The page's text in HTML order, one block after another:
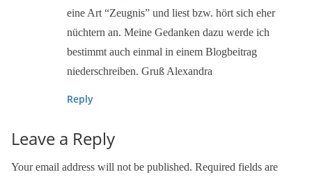
eine Art “Zeugnis” und liest bzw. hört sich eher
nüchtern an. Meine Gedanken dazu werde ich
bestimmt auch einmal in einem Blogbeitrag
niederschreiben. Gruß Alexandra
Reply
Leave a Reply
Your email address will not be published. Required fields are